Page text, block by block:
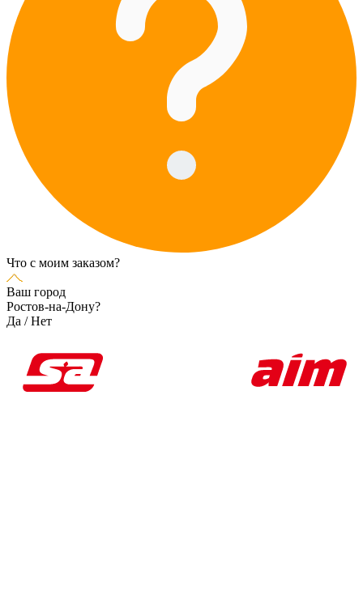
Что с моим заказом?
Ваш город
Ростов-на-Дону?
Да /Нет